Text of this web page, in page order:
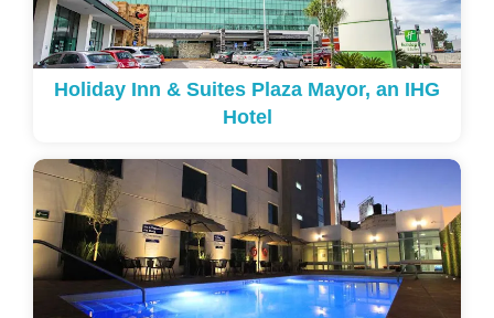
Holiday Inn & Suites Plaza Mayor, an IHG
Hotel